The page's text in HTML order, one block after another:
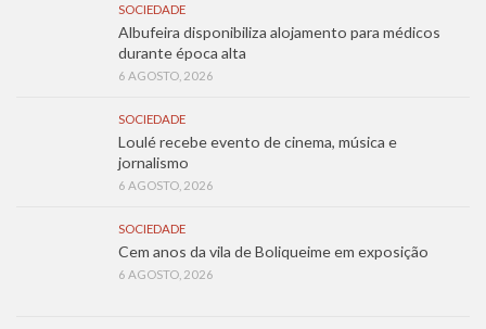
SOCIEDADE
Albufeira disponibiliza alojamento para médicos
durante época alta
6 AGOSTO, 2026
SOCIEDADE
Loulé recebe evento de cinema, música e
jornalismo
6 AGOSTO, 2026
SOCIEDADE
Cem anos da vila de Boliqueime em exposição
6 AGOSTO, 2026